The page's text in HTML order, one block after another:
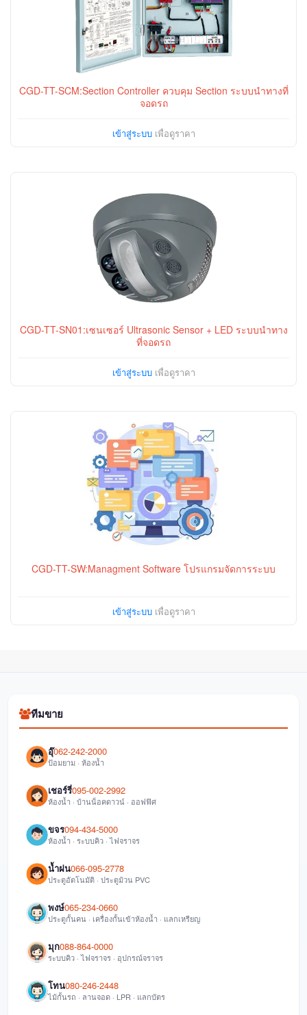
CGD-TT-SCM:Section Controller ควบคุม Section ระบบนำทางที่
จอดรถ
เข้าสู่ระบบเพื่อดูราคา
CGD-TT-SN01:เซนเซอร์ Ultrasonic Sensor + LED ระบบนำทาง
ที่จอดรถ
เข้าสู่ระบบเพื่อดูราคา
CGD-TT-SW:Managment Software โปรแกรมจัดการระบบ
เข้าสู่ระบบเพื่อดูราคา
ทีมขาย
อุ๊062-242-2000
ป้อมยาม · ห้องน้ำ
เชอร์รี่095-002-2992
ห้องน้ำ · บ้านน็อคดาวน์ · ออฟฟิศ
ขจร094-434-5000
ห้องน้ำ · ระบบคิว · ไฟจราจร
น้ำฝน066-095-2778
ประตูอัตโนมัติ · ประตูม้วน PVC
พงษ์065-234-0660
ประตูกั้นคน · เครื่องกั้นเข้าห้องน้ำ · แลกเหรียญ
มุก088-864-0000
ระบบคิว · ไฟจราจร · อุปกรณ์จราจร
โทน080-246-2448
ไม้กั้นรถ · ลานจอด · LPR · แลกบัตร